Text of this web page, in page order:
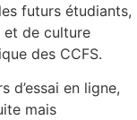
futurs étudiants,
et de culture
des CCFS.
d’essai en ligne,
mais